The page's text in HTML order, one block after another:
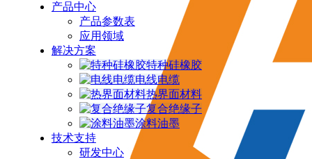
产品中心
产品参数表
应用领域
解决方案
特种硅橡胶
电线电缆
热界面材料
复合绝缘子
涂料油墨
技术支持
研发中心